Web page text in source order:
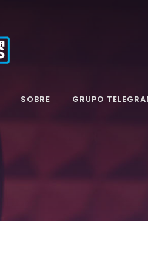
SOBRE GRUPO